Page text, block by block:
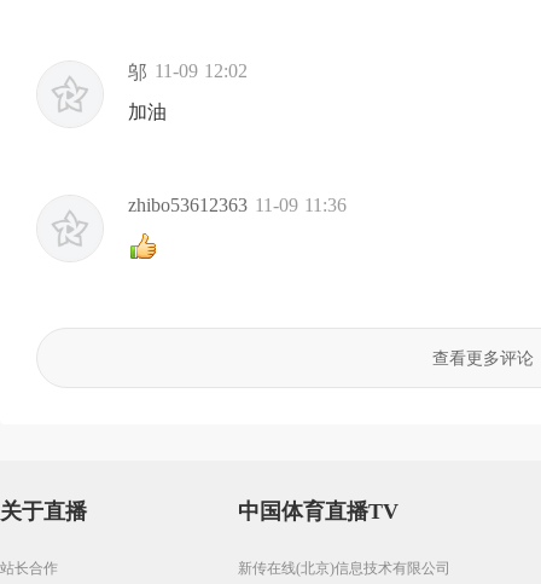
邬 11-09 12:02
加油
zhibo53612363 11-09 11:36
查看更多评论
关于直播
站长合作
中国体育直播TV
新传在线(北京)信息技术有限公司